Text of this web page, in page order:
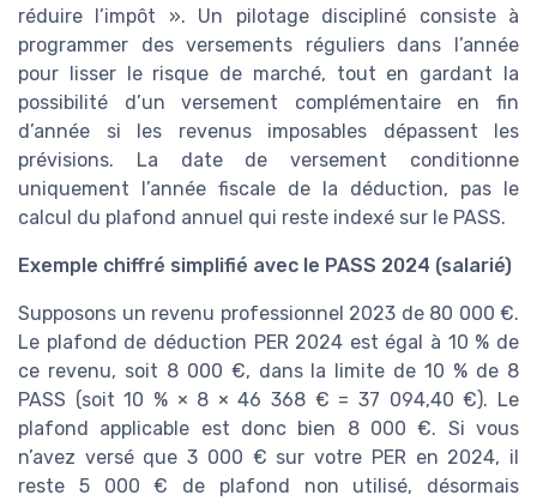
réduire l’impôt ». Un pilotage discipliné consiste à
programmer des versements réguliers dans l’année
pour lisser le risque de marché, tout en gardant la
possibilité d’un versement complémentaire en fin
d’année si les revenus imposables dépassent les
prévisions. La date de versement conditionne
uniquement l’année fiscale de la déduction, pas le
calcul du plafond annuel qui reste indexé sur le PASS.
Exemple chiffré simplifié avec le PASS 2024 (salarié)
Supposons un revenu professionnel 2023 de 80 000 €.
Le plafond de déduction PER 2024 est égal à 10 % de
ce revenu, soit 8 000 €, dans la limite de 10 % de 8
PASS (soit 10 % × 8 × 46 368 € = 37 094,40 €). Le
plafond applicable est donc bien 8 000 €. Si vous
n’avez versé que 3 000 € sur votre PER en 2024, il
reste 5 000 € de plafond non utilisé, désormais